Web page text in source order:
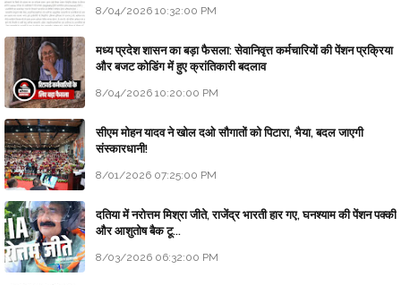
8/04/2026 10:32:00 PM
मध्य प्रदेश शासन का बड़ा फैसला: सेवानिवृत्त कर्मचारियों की पेंशन प्रक्रिया
और बजट कोडिंग में हुए क्रांतिकारी बदलाव
8/04/2026 10:20:00 PM
सीएम मोहन यादव ने खोल दओ सौगातों को पिटारा, भैया, बदल जाएगी
संस्कारधानी!
8/01/2026 07:25:00 PM
दतिया में नरोत्तम मिश्रा जीते, राजेंद्र भारती हार गए, घनश्याम की पेंशन पक्की
और आशुतोष बैक टू...
8/03/2026 06:32:00 PM